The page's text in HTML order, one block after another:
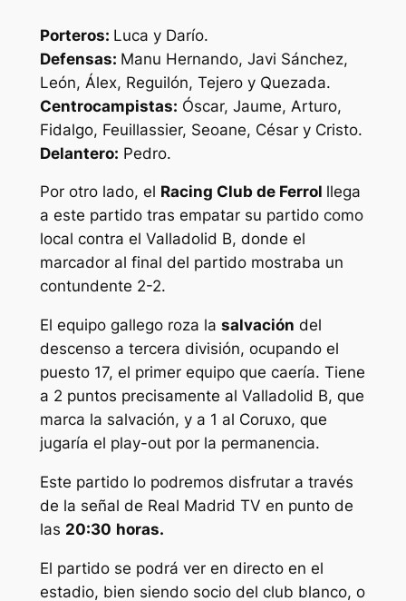
Porteros: Luca y Darío.
Defensas: Manu Hernando, Javi Sánchez,
León, Álex, Reguilón, Tejero y Quezada.
Centrocampistas: Óscar, Jaume, Arturo,
Fidalgo, Feuillassier, Seoane, César y Cristo.
Delantero: Pedro.
Por otro lado, el Racing Club de Ferrol llega
a este partido tras empatar su partido como
local contra el Valladolid B, donde el
marcador al final del partido mostraba un
contundente 2-2.
El equipo gallego roza la salvación del
descenso a tercera división, ocupando el
puesto 17, el primer equipo que caería. Tiene
a 2 puntos precisamente al Valladolid B, que
marca la salvación, y a 1 al Coruxo, que
jugaría el play-out por la permanencia.
Este partido lo podremos disfrutar a través
de la señal de Real Madrid TV en punto de
las 20:30 horas.
El partido se podrá ver en directo en el
estadio, bien siendo socio del club blanco, o